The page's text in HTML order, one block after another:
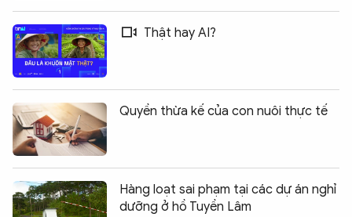
Thật hay AI?
Quyền thừa kế của con nuôi thực tế
Hàng loạt sai phạm tại các dự án nghỉ
dưỡng ở hồ Tuyền Lâm